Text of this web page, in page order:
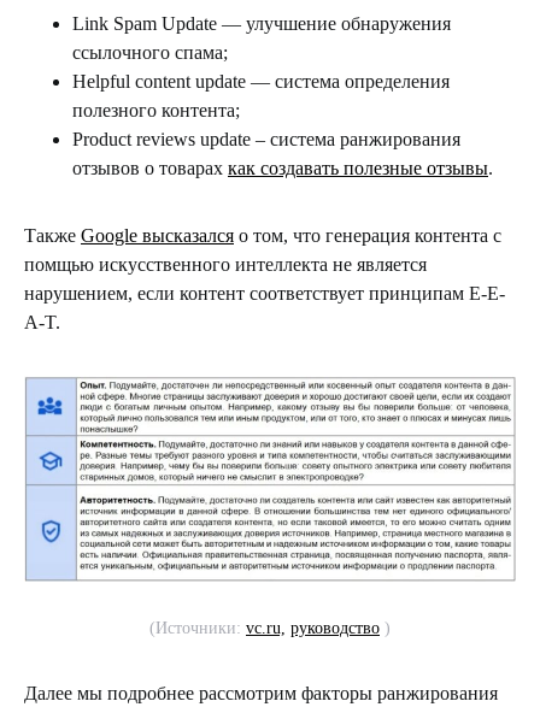
Link Spam Update — улучшение обнаружения
ссылочного спама;
Helpful content update — система определения
полезного контента;
Product reviews update – система ранжирования
отзывов о товарах как создавать полезные отзывы.
Также Google высказался о том, что генерация контента с
помщью искусственного интеллекта не является
нарушением, если контент соответствует принципам E-E-
A-T.
(Источники: vc.ru, руководство )
Далее мы подробнее рассмотрим факторы ранжирования